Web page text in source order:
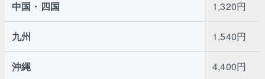
中国・四国 1,320円
九州 1,540円
沖縄 4,400円